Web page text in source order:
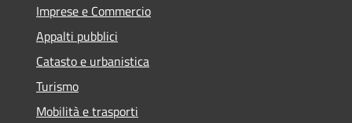
Imprese e Commercio
Appalti pubblici
Catasto e urbanistica
Turismo
Mobilità e trasporti